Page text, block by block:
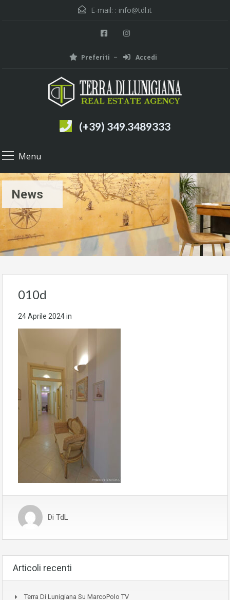
E-mail: : info@tdl.it
Preferiti Accedi
(+39) 349.3489333
Menu
News
010d
24 Aprile 2024in
Di TdL
Articoli recenti
Terra Di Lunigiana Su MarcoPolo TV